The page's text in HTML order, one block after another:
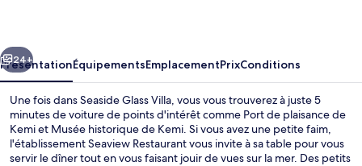
Suivant
24+
PrésentationÉquipementsEmplacementPrixConditions
Une fois dans Seaside Glass Villa, vous vous trouverez à juste 5
minutes de voiture de points d'intérêt comme Port de plaisance de
Kemi et Musée historique de Kemi. Si vous avez une petite faim,
l'établissement Seaview Restaurant vous invite à sa table pour vous
servir le dîner tout en vous faisant jouir de vues sur la mer. Des petits